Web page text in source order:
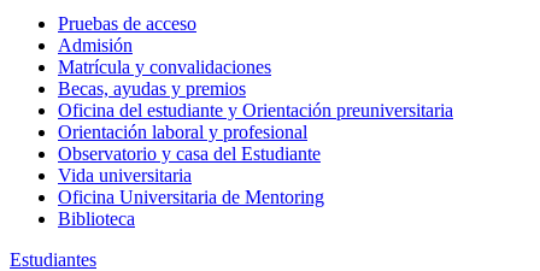
Pruebas de acceso
Admisión
Matrícula y convalidaciones
Becas, ayudas y premios
Oficina del estudiante y Orientación preuniversitaria
Orientación laboral y profesional
Observatorio y casa del Estudiante
Vida universitaria
Oficina Universitaria de Mentoring
Biblioteca
Estudiantes